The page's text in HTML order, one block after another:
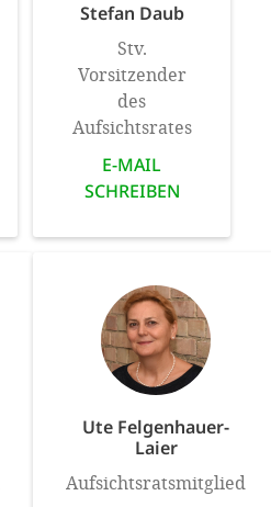
Stefan Daub
Stv.
Vorsitzender
des
Aufsichtsrates
E-MAIL
SCHREIBEN
Ute Felgenhauer-
Laier
Aufsichtsratsmitglied